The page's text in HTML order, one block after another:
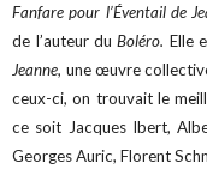
Fanfare pour l’Éventail de
de l’auteur duBoléro. Elle
Jeanne, une œuvre
ceux-ci, on trouvait le
ce soit Jacques Ibert,
Georges Auric, Florent